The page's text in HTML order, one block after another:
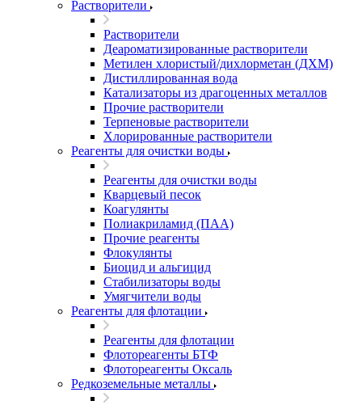
Растворители
Растворители
Деароматизированные растворители
Метилен хлористый/дихлорметан (ДХМ)
Дистиллированная вода
Катализаторы из драгоценных металлов
Прочие растворители
Терпеновые растворители
Хлорированные растворители
Реагенты для очистки воды
Реагенты для очистки воды
Кварцевый песок
Коагулянты
Полиакриламид (ПАА)
Прочие реагенты
Флокулянты
Биоцид и альгицид
Стабилизаторы воды
Умягчители воды
Реагенты для флотации
Реагенты для флотации
Флотореагенты БТФ
Флотореагенты Оксаль
Редкоземельные металлы